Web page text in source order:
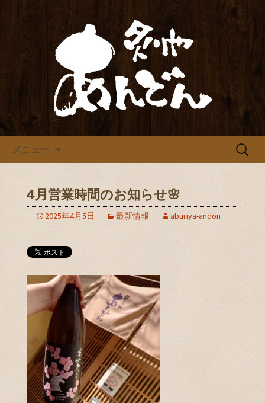
炙りや あんどん
メニュー
検
4月営業時間のお知らせ🌸
2025年4月5日 最新情報 aburiya-andon